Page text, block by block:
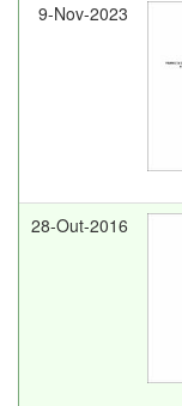
9-Nov-2023
28-Out-2016